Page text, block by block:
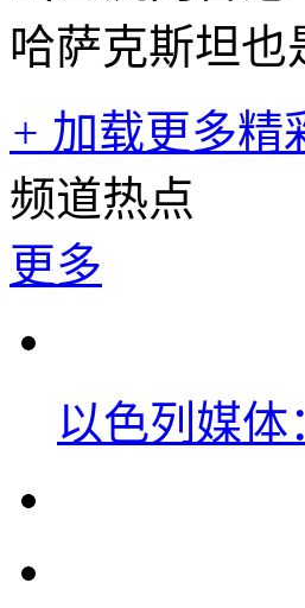
哈萨克斯坦也
+ 加载更多精
频道热点
更多
以色列媒